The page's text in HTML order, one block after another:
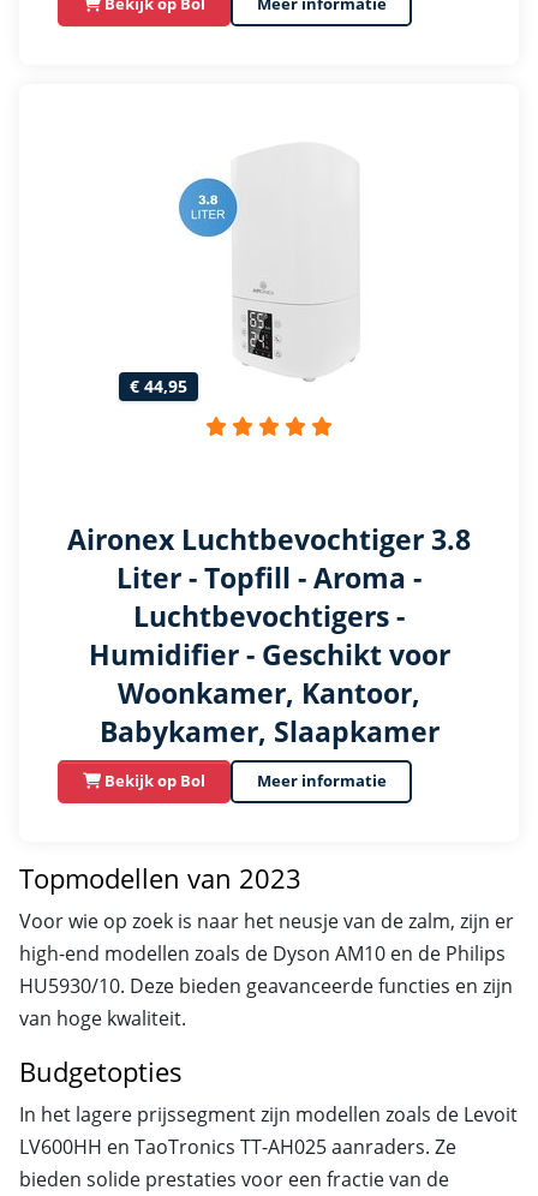
€ 44,95
Aironex Luchtbevochtiger 3.8
Liter - Topfill - Aroma -
Luchtbevochtigers -
Humidifier - Geschikt voor
Woonkamer, Kantoor,
Babykamer, Slaapkamer
Bekijk op Bol Meer informatie
Topmodellen van 2023
Voor wie op zoek is naar het neusje van de zalm, zijn er
high-end modellen zoals de Dyson AM10 en de Philips
HU5930/10. Deze bieden geavanceerde functies en zijn
van hoge kwaliteit.
Budgetopties
In het lagere prijssegment zijn modellen zoals de Levoit
LV600HH en TaoTronics TT-AH025 aanraders. Ze
bieden solide prestaties voor een fractie van de